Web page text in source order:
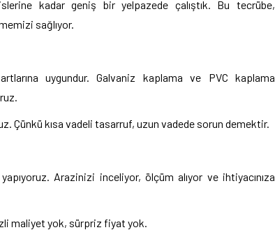
kadar geniş bir yelpazede çalıştık. Bu tecrübe,
sağlıyor.
uygundur. Galvaniz kaplama ve PVC kaplama
Çünkü kısa vadeli tasarruf, uzun vadede sorun demektir.
Arazinizi inceliyor, ölçüm alıyor ve ihtiyacınıza
maliyet yok, sürpriz fiyat yok.